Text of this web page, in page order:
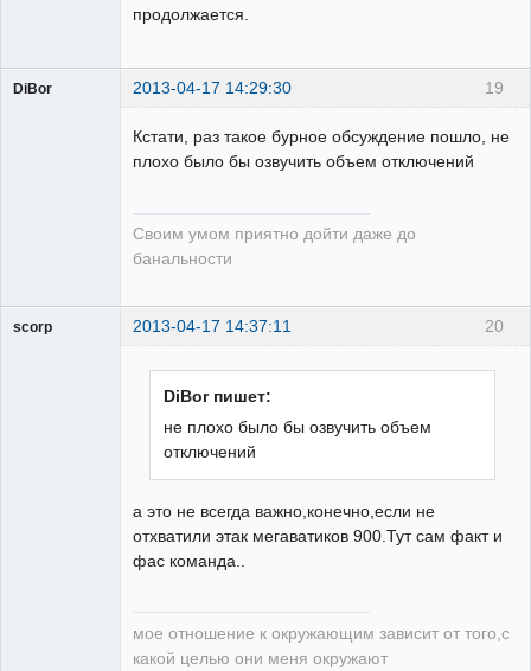
продолжается.
19
DiBor 2013-04-17 14:29:30
Кстати, раз такое бурное обсуждение пошло, не
плохо было бы озвучить объем отключений
Своим умом приятно дойти даже до
банальности
20
scorp 2013-04-17 14:37:11
DiBor пишет:
не плохо было бы озвучить объем
отключений
а это не всегда важно,конечно,если не
отхватили этак мегаватиков 900.Тут сам факт и
фас команда..
мое отношение к окружающим зависит от того,с
какой целью они меня окружают